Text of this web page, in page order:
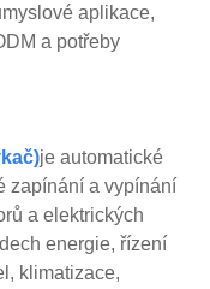
aplikace,
a potřeby
je automatické
zapínání a vypínání
a elektrických
energie, řízení
klimatizace,